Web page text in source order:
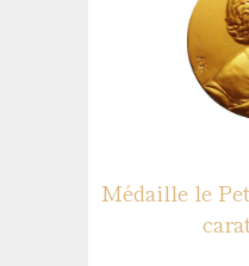
Médaille le